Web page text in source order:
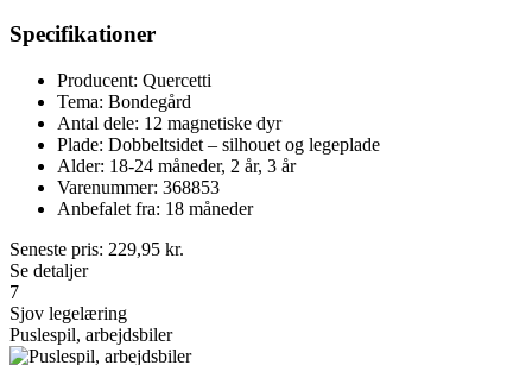
Specifikationer
Producent: Quercetti
Tema: Bondegård
Antal dele: 12 magnetiske dyr
Plade: Dobbeltsidet – silhouet og legeplade
Alder: 18-24 måneder, 2 år, 3 år
Varenummer: 368853
Anbefalet fra: 18 måneder
Seneste pris: 229,95 kr.
Se detaljer
7
Sjov legelæring
Puslespil, arbejdsbiler